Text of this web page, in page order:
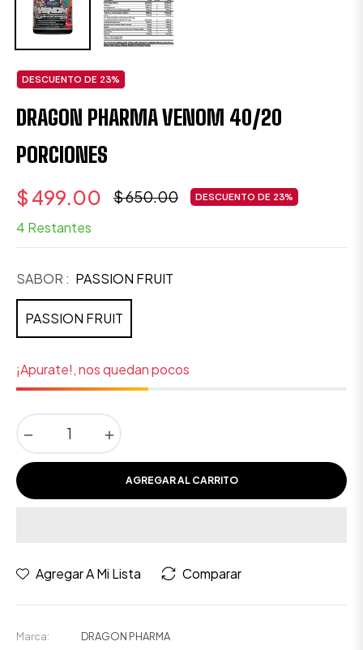
DESCUENTO DE 23%
DRAGON PHARMA VENOM 40/20
PORCIONES
$ 499.00
Precio
$ 650.00 DESCUENTO DE 23%
4 Restantes
SABOR : PASSION FRUIT
PASSION FRUIT
¡Apurate!, nos quedan pocos
AGREGAR AL CARRITO
Agregar A Mi Lista Comparar
Marca:
DRAGON PHARMA